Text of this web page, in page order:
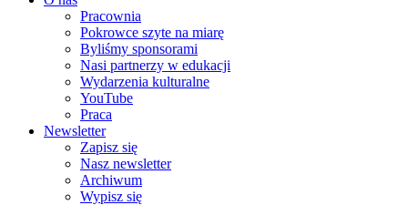
Pracownia
Pokrowce szyte na miarę
Byliśmy sponsorami
Nasi partnerzy w edukacji
Wydarzenia kulturalne
YouTube
Praca
Newsletter
Zapisz się
Nasz newsletter
Archiwum
Wypisz się